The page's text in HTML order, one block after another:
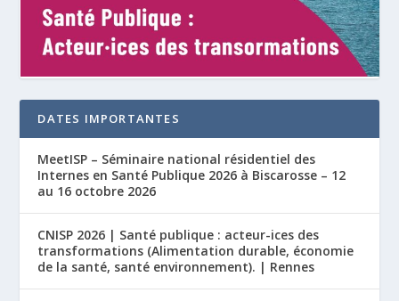
DATES IMPORTANTES
MeetISP – Séminaire national résidentiel des
Internes en Santé Publique 2026 à Biscarosse – 12
au 16 octobre 2026
CNISP 2026 | Santé publique : acteur-ices des
transformations (Alimentation durable, économie
de la santé, santé environnement). | Rennes